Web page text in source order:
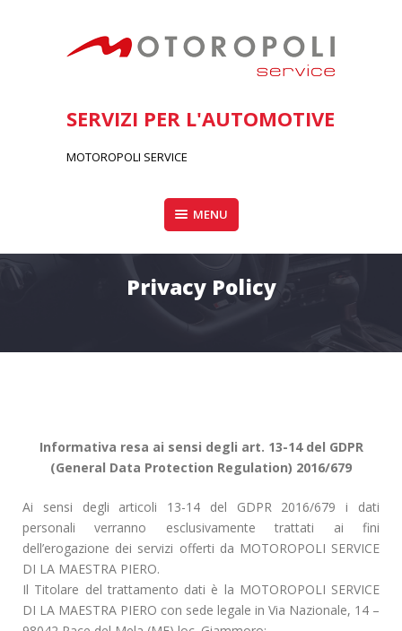
SERVIZI PER L'AUTOMOTIVE
MOTOROPOLI SERVICE
MENU
Privacy Policy
Informativa resa ai sensi degli art. 13-14 del GDPR
(General Data Protection Regulation) 2016/679
Ai sensi degli articoli 13-14 del GDPR 2016/679 i dati
personali verranno esclusivamente trattati ai fini
dell’erogazione dei servizi offerti da MOTOROPOLI SERVICE
DI LA MAESTRA PIERO.
Il Titolare del trattamento dati è la MOTOROPOLI SERVICE
DI LA MAESTRA PIERO con sede legale in Via Nazionale, 14 –